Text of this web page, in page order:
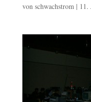
von schwachstrom| 11.